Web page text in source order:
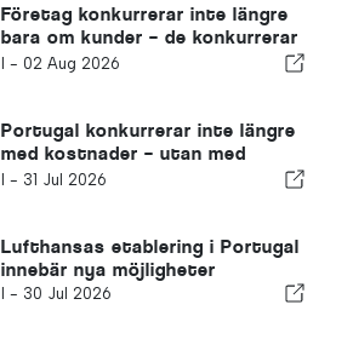
Företag konkurrerar inte längre
bara om kunder – de konkurrerar
om talanger
I - 02 Aug 2026
Portugal konkurrerar inte längre
med kostnader – utan med
ekosystem
I - 31 Jul 2026
Lufthansas etablering i Portugal
innebär nya möjligheter
I - 30 Jul 2026